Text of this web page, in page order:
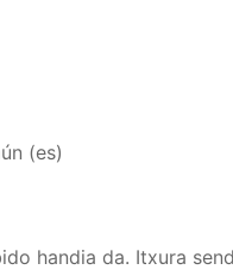
(es)
handia da. Itxura